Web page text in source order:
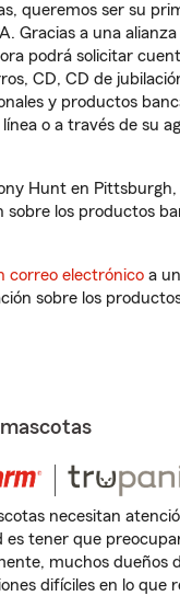
queremos ser su
Gracias a una
podrá solicitar
CD, CD de
y productos
o a través de su
Hunt en
sobre los productos
correo electrónico a
sobre los
necesitan
es tener que
muchos dueños
difíciles en lo que